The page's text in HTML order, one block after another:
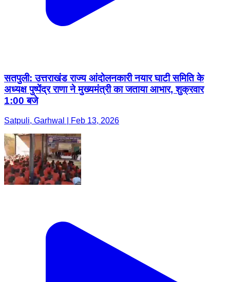
सतपुली: उत्तराखंड राज्य आंदोलनकारी नयार घाटी समिति के
अध्यक्ष पुष्पेंद्र राणा ने मुख्यमंत्री का जताया आभार, शुक्रवार
1:00 बजे
Satpuli, Garhwal | Feb 13, 2026